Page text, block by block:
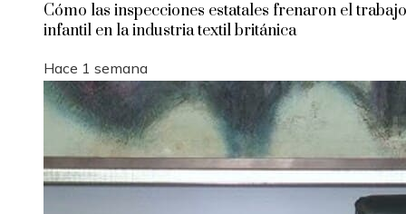
Cómo las inspecciones estatales frenaron el trabajo
infantil en la industria textil británica
Hace 1 semana